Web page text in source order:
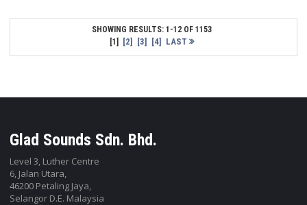
SHOWING RESULTS: 1-12 OF 1153
[1]
[2] [3] [4] LAST
Glad Sounds Sdn. Bhd.
Level 3, Luther Centre
6, Jalan Utara,
46200 Petaling Jaya,
Selangor D.E. Malaysia